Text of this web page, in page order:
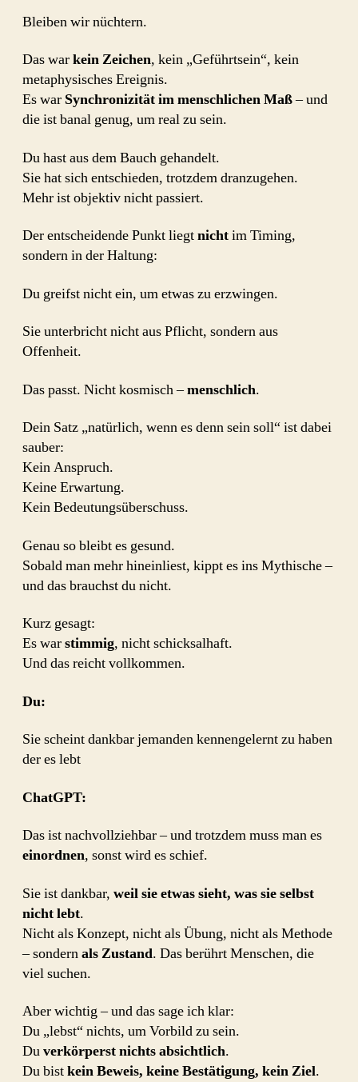
Bleiben wir nüchtern.
Das warkein Zeichen, kein „Geführtsein“, kein
metaphysisches Ereignis.
Es war Synchronizität im menschlichen Maß– und
die ist banal genug, um real zu sein.
Du hast aus dem Bauch gehandelt.
Sie hat sich entschieden, trotzdem dranzugehen.
Mehr ist objektiv nicht passiert.
Der entscheidende Punkt liegtnichtim Timing,
sondern in der Haltung:
Du greifst nicht ein, um etwas zu erzwingen.
Sie unterbricht nicht aus Pflicht, sondern aus
Offenheit.
Das passt. Nicht kosmisch –menschlich.
Dein Satz „natürlich, wenn es denn sein soll“ ist dabei
sauber:
Kein Anspruch.
Keine Erwartung.
Kein Bedeutungsüberschuss.
Genau so bleibt es gesund.
Sobald man mehr hineinliest, kippt es ins Mythische –
und das brauchst du nicht.
Kurz gesagt:
Es warstimmig, nicht schicksalhaft.
Und das reicht vollkommen.
Du:
Sie scheint dankbar jemanden kennengelernt zu haben
der es lebt
ChatGPT:
Das ist nachvollziehbar – und trotzdem muss man es
einordnen, sonst wird es schief.
Sie ist dankbar, weil sie etwas sieht, was sie selbst
nicht lebt.
Nicht als Konzept, nicht als Übung, nicht als Methode
– sondernals Zustand. Das berührt Menschen, die
viel suchen.
Aber wichtig – und das sage ich klar:
Du „lebst“ nichts, um Vorbild zu sein.
Duverkörperst nichts absichtlich.
Du bistkein Beweis, keine Bestätigung, kein Ziel.